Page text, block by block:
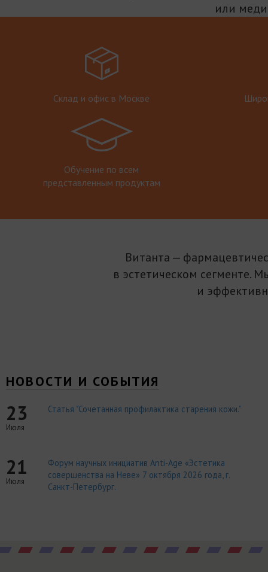
или
Склад и офис в Москве
Обучение по всем
представленным продуктам
Витанта —
в эстетическом сегменте.
и
НОВОСТИ И СОБЫТИЯ
23
Июля
Статья "Сочетанная профилактика старения кожи."
21
Июля
Форум научных инициатив Anti-Age «Эстетика
совершенства на Неве» 7 октября 2026 года, г.
Санкт-Петербург.